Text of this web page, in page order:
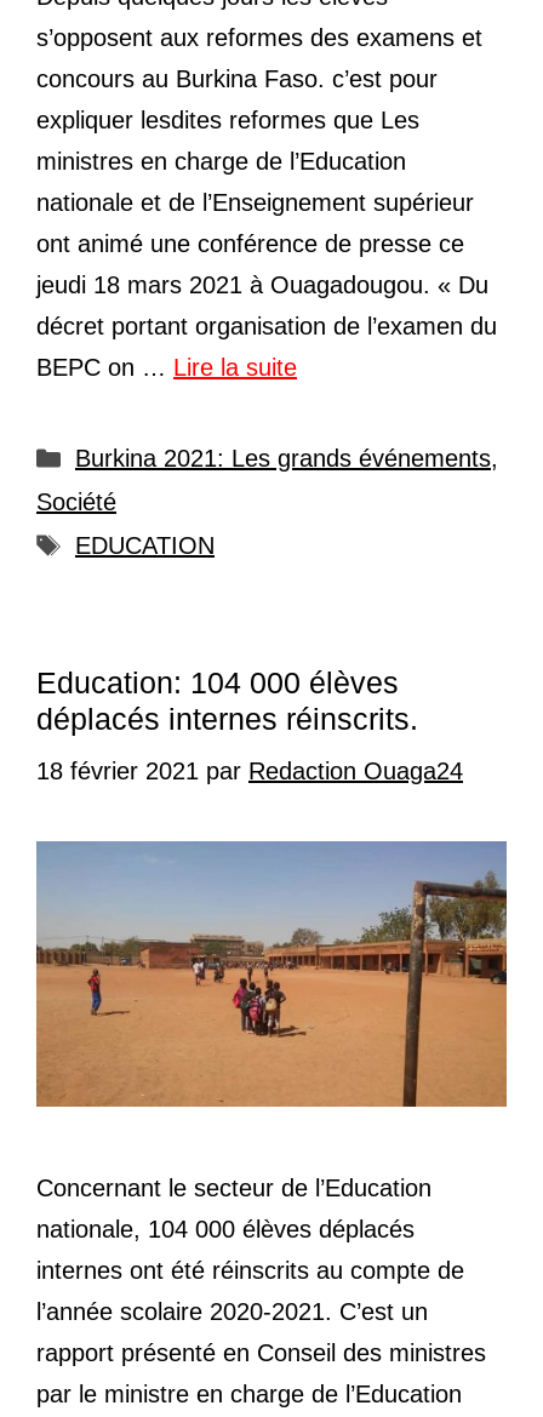
s’opposent aux reformes des examens et
concours au Burkina Faso. c’est pour
expliquer lesdites reformes que Les
ministres en charge de l’Education
nationale et de l’Enseignement supérieur
ont animé une conférence de presse ce
jeudi 18 mars 2021 à Ouagadougou. « Du
décret portant organisation de l’examen du
BEPC on … Lire la suite
Catégories
Burkina 2021: Les grands événements,
Société
Étiquettes
EDUCATION
Education: 104 000 élèves
déplacés internes réinscrits.
18 février 2021 par Redaction Ouaga24
Concernant le secteur de l’Education
nationale, 104 000 élèves déplacés
internes ont été réinscrits au compte de
l’année scolaire 2020-2021. C’est un
rapport présenté en Conseil des ministres
par le ministre en charge de l’Education